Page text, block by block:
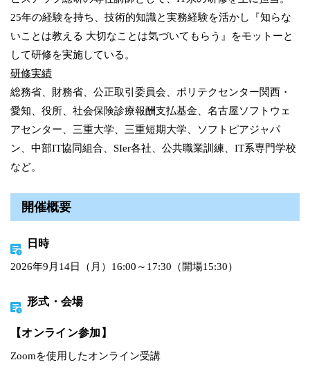
25年の経験を持ち、技術的知識と実務経験を活かし『知らな
いことは教える 大切なことは気づいてもらう』をモットーと
して研修を実施している。
研修実績
総務省、財務省、公正取引委員会、ポリテクセンター関西・
愛知、役所、社会保険診療報酬支払基金、名古屋ソフトウェ
アセンター、三重大学、三重短期大学、ソフトピアジャパ
ン、中部IT協同組合、SIer各社、公共職業訓練、IT系専門学校
など。
開催概要
日時
2026年9月14日（月）16:00～17:30（開場15:30）
形式・会場
【オンライン参加】
Zoomを使用したオンライン受講